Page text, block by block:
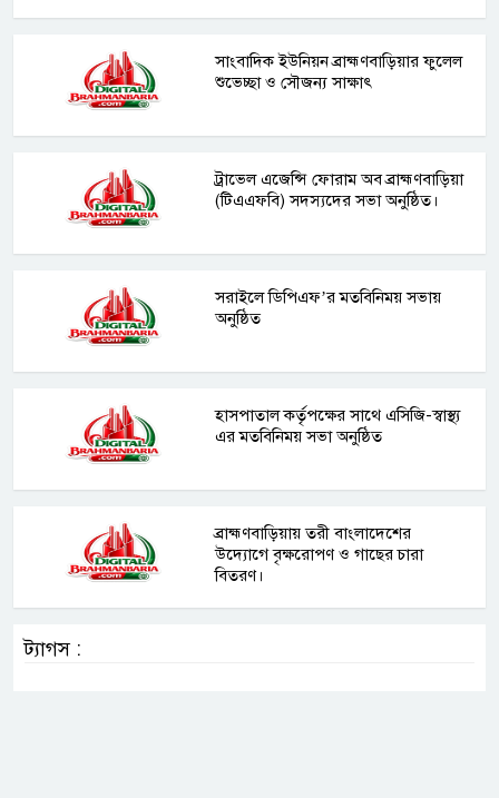
সাংবাদিক ইউনিয়ন ব্রাহ্মণবাড়িয়ার ফুলেল
শুভেচ্ছা ও সৌজন্য সাক্ষাৎ
ট্রাভেল এজেন্সি ফোরাম অব ব্রাহ্মণবাড়িয়া
(টিএএফবি) সদস্যদের সভা অনুষ্ঠিত।
সরাইলে ডিপিএফ’র মতবিনিময় সভায়
অনুষ্ঠিত
হাসপাতাল কর্তৃপক্ষের সাথে এসিজি-স্বাস্থ্য
এর মতবিনিময় সভা অনুষ্ঠিত
ব্রাহ্মণবাড়িয়ায় তরী বাংলাদেশের
উদ্যোগে বৃক্ষরোপণ ও গাছের চারা
বিতরণ।
ট্যাগস :